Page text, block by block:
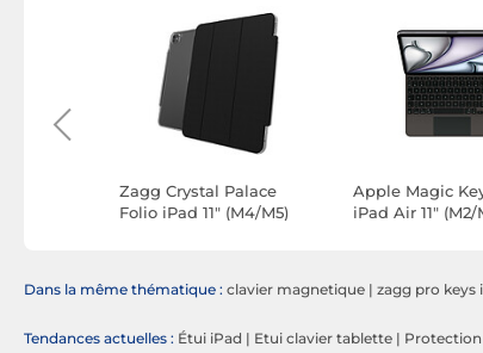
Zagg Crystal Palace
Folio iPad 11" (M4/M5)
Apple Magic
iPad Air 11" (M2/
Dans la même thématique : clavier magnetique | zagg pro keys
Tendances actuelles : Étui iPad | Etui clavier tablette |